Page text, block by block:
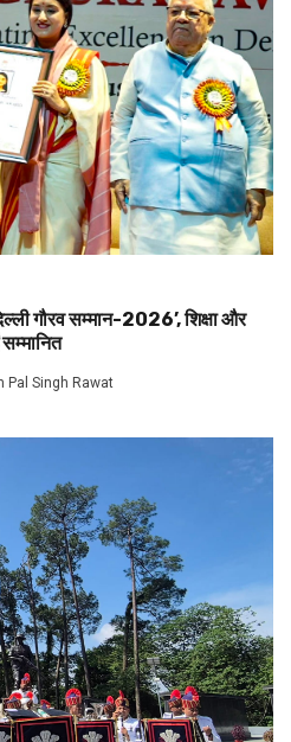
गौरव सम्मान-2026’, शिक्षा और
Pal Singh Rawat